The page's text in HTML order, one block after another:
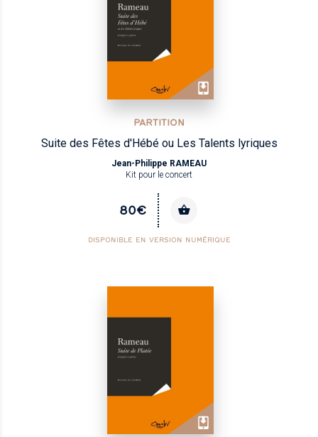
PARTITION
Suite des Fêtes d'Hébé ou Les Talents lyriques
Jean-Philippe RAMEAU
Kit pour le concert
80€
DISPONIBLE EN VERSION NUMÉRIQUE